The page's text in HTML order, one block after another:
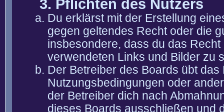
3. Pflichten des Nutzers
Du erklärst mit der Erstellung
gegen geltendes Recht oder die
insbesondere, dass du das
verwendeten Links und Bilder zu
Der Betreiber des Boards übt
Nutzungsbedingungen oder
der Betreiber dich nach
dieses Boards ausschließen und